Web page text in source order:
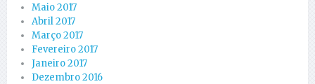
Maio 2017
Abril 2017
Março 2017
Fevereiro 2017
Janeiro 2017
Dezembro 2016